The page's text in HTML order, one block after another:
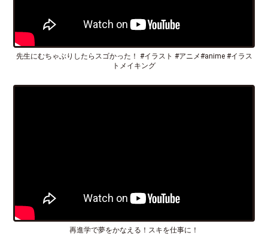
先生にむちゃぶりしたらスゴかった！ #イラスト #アニメ#anime #イラス
トメイキング
再進学で夢をかなえる！スキを仕事に！